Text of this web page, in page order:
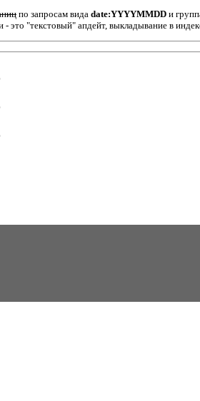
по запросам вида date:YYYYMMDD и
это "текстовый" апдейт, выкладывание в